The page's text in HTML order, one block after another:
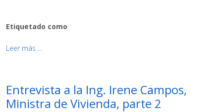
Etiquetado como
Leer más ...
Entrevista a la Ing. Irene Campos,
Ministra de Vivienda, parte 2